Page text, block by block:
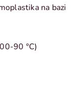
na bazi
90 °C)